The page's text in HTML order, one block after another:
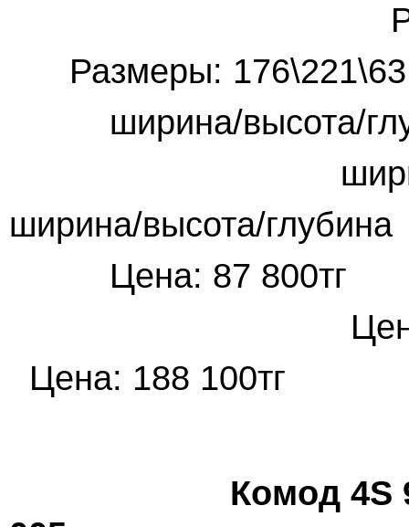
Размеры:
ширина/высота/
ширина/
ширина/высота/глубина
Цена: 87
Цена: 188 100тг
Комод